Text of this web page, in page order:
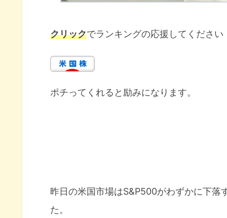
クリックでランキングの応援してください
ポチってくれると励みになります。
昨日の米国市場はS&P500がわずかに下
た。